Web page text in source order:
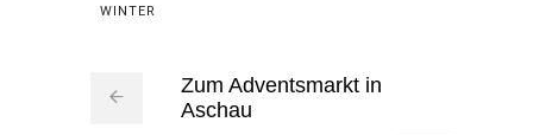
WINTER
Zum Adventsmarkt in
Aschau